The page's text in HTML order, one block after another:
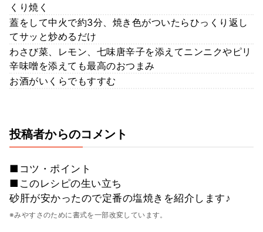
くり焼く
蓋をして中火で約3分、焼き色がついたらひっくり返し
てサッと炒めるだけ
わさび菜、レモン、七味唐辛子を添えてニンニクやピリ
辛味噌を添えても最高のおつまみ
お酒がいくらでもすすむ
投稿者からのコメント
■コツ・ポイント
■このレシピの生い立ち
砂肝が安かったので定番の塩焼きを紹介します♪
※みやすさのために書式を一部改変しています。